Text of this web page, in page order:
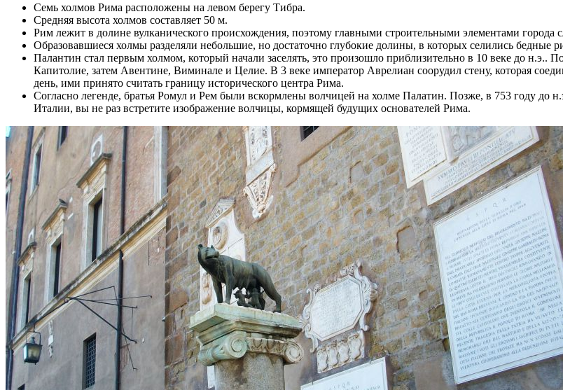
Семь холмов Рима расположены на левом берегу Тибра.
Средняя высота холмов составляет 50 м.
Рим лежит в долине вулканического происхождения, поэтому главными строительными элементами города
Образовавшиеся холмы разделяли небольшие, но достаточно глубокие долины, в которых селились бедные
Палантин стал первым холмом, который начали заселять, это произошло приблизительно в 10 веке до н.э..
Капитолие, затем Авентине, Виминале и Целие. В 3 веке император Аврелиан соорудил стену, которая
день, ими принято считать границу исторического центра Рима.
Согласно легенде, братья Ромул и Рем были вскормлены волчицей на холме Палатин. Позже, в 753 году до
Италии, вы не раз встретите изображение волчицы, кормящей будущих основателей Рима.